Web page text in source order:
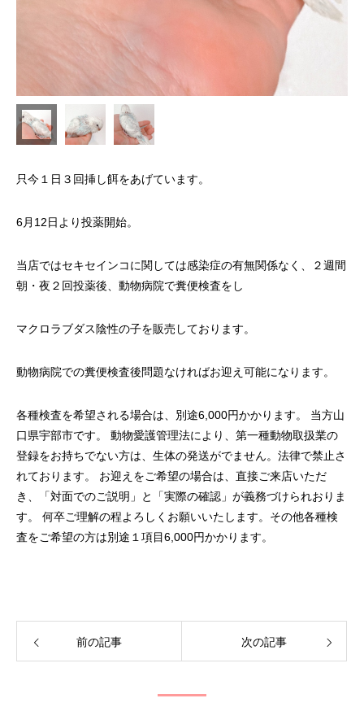
只今１日３回挿し餌をあげています。
6月12日より投薬開始。
当店ではセキセインコに関しては感染症の有無関係なく、２週間
朝・夜２回投薬後、動物病院で糞便検査をし
マクロラブダス陰性の子を販売しております。
動物病院での糞便検査後問題なければお迎え可能になります。
各種検査を希望される場合は、別途6,000円かかります。 当方山
口県宇部市です。 動物愛護管理法により、第一種動物取扱業の
登録をお持ちでない方は、生体の発送がでません。法律で禁止さ
れております。 お迎えをご希望の場合は、直接ご来店いただ
き、「対面でのご説明」と「実際の確認」が義務づけられおりま
す。 何卒ご理解の程よろしくお願いいたします。その他各種検
査をご希望の方は別途１項目6,000円かかります。
前の記事 次の記事